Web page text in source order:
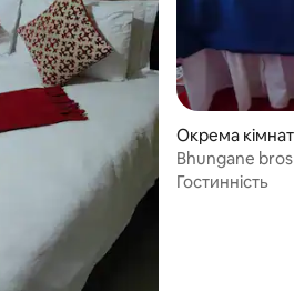
Окрема
Bhungane bros
Гостинність